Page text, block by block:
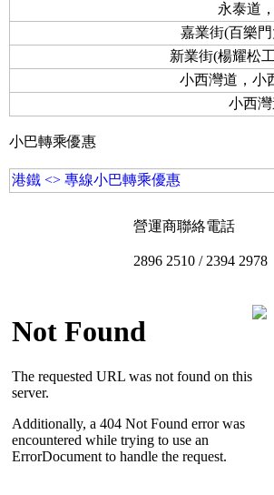
永泰道
嘉業街(百樂
新業街(楊耀松
小西灣道，小
小西
小巴轉乘優惠
港鐵 <> 專線小巴轉乘優惠
營運商聯絡電話
2896 2510 / 2394 2978